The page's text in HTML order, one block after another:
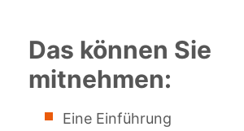
Das können Sie
mitnehmen:
Eine Einführung